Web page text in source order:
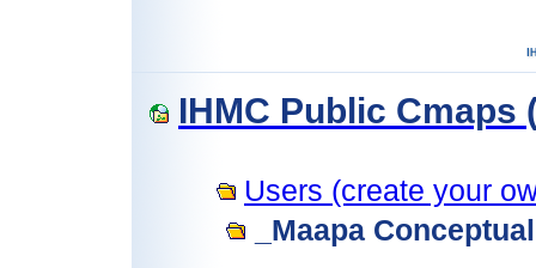
IHMC Public Cmaps
Users (create your
_Maapa